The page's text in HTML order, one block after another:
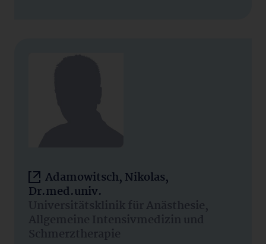
Adamowitsch, Nikolas,
Dr.med.univ.
Universitätsklinik für Anästhesie,
Allgemeine Intensivmedizin und
Schmerztherapie